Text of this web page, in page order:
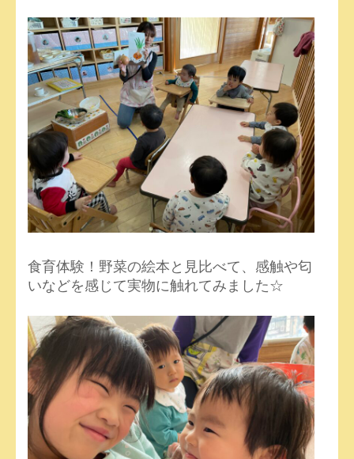
食育体験！野菜の絵本と見比べて、感触や匂
いなどを感じて実物に触れてみました☆